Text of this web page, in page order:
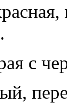
с